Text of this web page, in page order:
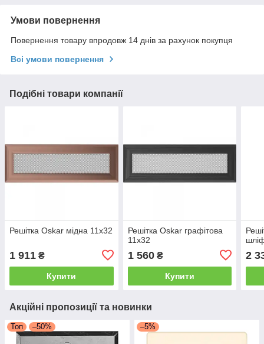
Умови повернення
Повернення товару впродовж 14 днів за рахунок покупця
Всі умови повернення
Подібні товари компанії
Решітка Oskar мідна 11x32
1 911 ₴
Купити
Решітка Oskar графітова
11x32
1 560₴
Купити
2
Акційні пропозиції та новинки
Топ –50% –5%